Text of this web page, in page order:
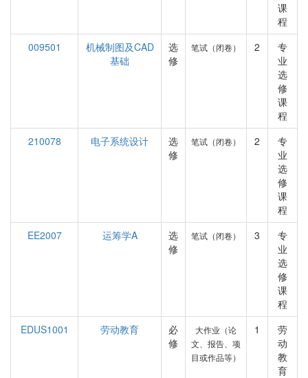
课
程
009501
机械制图及CAD
基础
选
修
笔试（闭卷） 2
专
业
选
修
课
程
210078
电子系统设计
选
修
笔试（闭卷） 2
专
业
选
修
课
程
EE2007
运筹学A
选
修
笔试（闭卷） 3
专
业
选
修
课
程
EDUS1001
劳动教育
必
修
大作业（论
文、报告、项
目或作品等）
1
劳
动
教
育